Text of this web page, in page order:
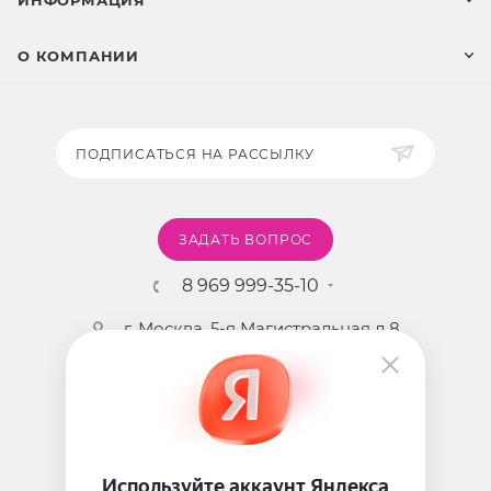
О КОМПАНИИ
ПОДПИСАТЬСЯ НА РАССЫЛКУ
ЗАДАТЬ ВОПРОС
8 969 999-35-10
г. Москва, 5-я Магистральная д.8